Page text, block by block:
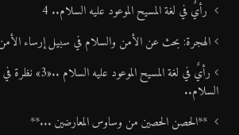
رأيٌ في لغة المسيح الموعود عليه السلام.. 4
الهجرة: بحث عن الأمن والسلام في سبيل إرساء
رأيٌ في لغة المسيح
السلام..
**الحصن الحصين من وساوس المعارضين ...**